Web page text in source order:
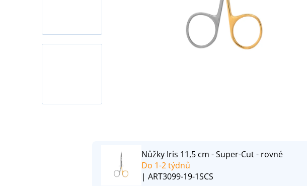
Nůžky Iris 11,5 cm - Super-Cut - rovné
Do 1-2 týdnů
| ART3099-19-1SCS